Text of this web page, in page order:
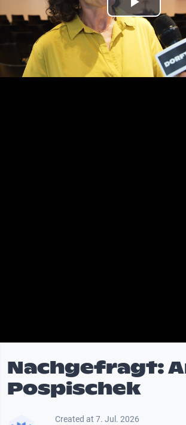
Play
Video
Nachgefragt:
Pospischek
Created at 7. Jul. 2026